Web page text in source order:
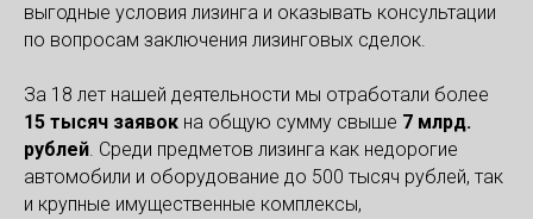
выгодные условия лизинга и оказывать консультации
по вопросам заключения лизинговых сделок.
За 18 лет нашей деятельности мы отработали более
15 тысяч заявок на общую сумму свыше 7 млрд.
рублей. Среди предметов лизинга как недорогие
автомобили и оборудование до 500 тысяч рублей, так
и крупные имущественные комплексы,